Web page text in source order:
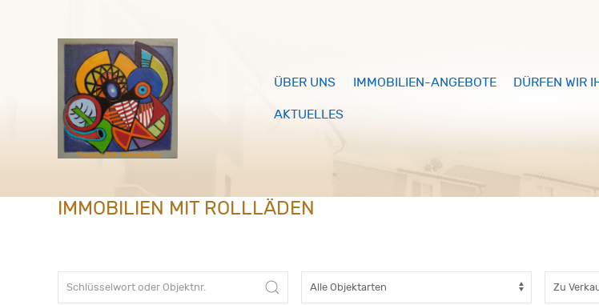
ÜBER UNS IMMOBILIEN-ANGEBOTE DÜRFEN WIR
AKTUELLES
IMMOBILIEN MIT ROLLLÄDEN